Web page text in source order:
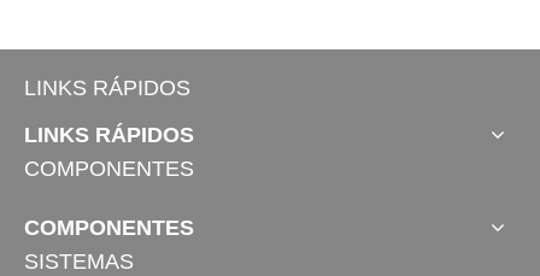
LINKS RÁPIDOS
LINKS RÁPIDOS
COMPONENTES
COMPONENTES
SISTEMAS